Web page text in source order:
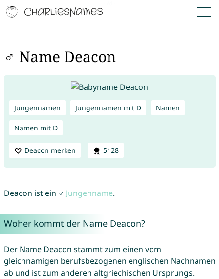
♂ Name Deacon
Jungennamen Jungennamen mit D Namen
Namen mit D
Deacon merken 5128
Deacon ist ein ♂ Jungenname.
Woher kommt der Name Deacon?
Der Name Deacon stammt zum einen vom
gleichnamigen berufsbezogenen englischen Nachnamen
ab und ist zum anderen altgriechischen Ursprungs.